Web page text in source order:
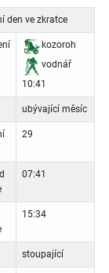
den ve zkratce
kozoroh
vodnář
10:41
ubývající měsíc
29
07:41
15:34
stoupající